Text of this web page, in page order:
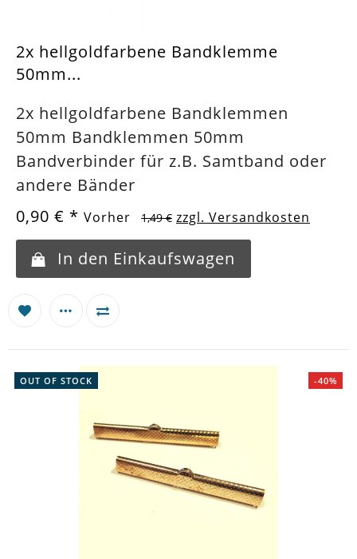
2x hellgoldfarbene Bandklemme
50mm...
2x hellgoldfarbene Bandklemmen
50mm Bandklemmen 50mm
Bandverbinder für z.B. Samtband oder
andere Bänder
0,90 € * Vorher 1,49 € zzgl. Versandkosten
In den Einkaufswagen
OUT OF STOCK -40%